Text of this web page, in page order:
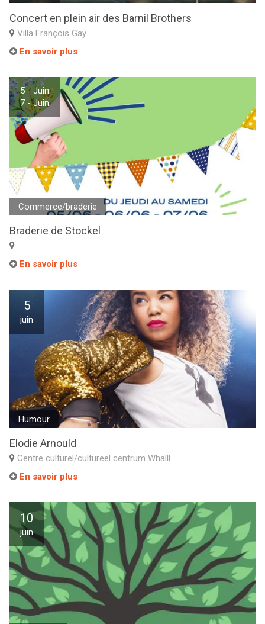
Concert en plein air des Barnil Brothers
Villa François Gay
En savoir plus
5 - Juin
7 - Juin
Commerce/braderie
Braderie de Stockel
En savoir plus
5
juin
Humour
Elodie Arnould
Centre culturel/cultureel centrum Whalll
En savoir plus
10
juin